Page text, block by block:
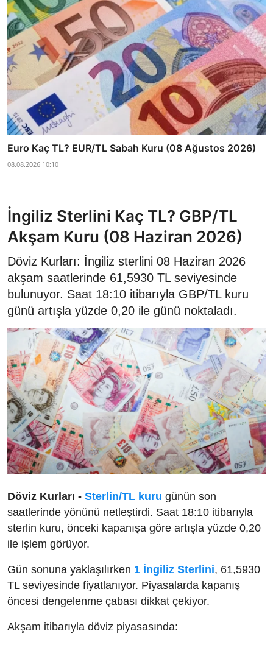
Euro Kaç TL? EUR/TL Sabah Kuru (08 Ağustos 2026)
08.08.2026 10:10
İngiliz Sterlini Kaç TL? GBP/TL
Akşam Kuru (08 Haziran 2026)
Döviz Kurları: İngiliz sterlini 08 Haziran 2026
akşam saatlerinde 61,5930 TL seviyesinde
bulunuyor. Saat 18:10 itibarıyla GBP/TL kuru
günü artışla yüzde 0,20 ile günü noktaladı.
Döviz Kurları - Sterlin/TL kuru günün son
saatlerinde yönünü netleştirdi. Saat 18:10 itibarıyla
sterlin kuru, önceki kapanışa göre artışla yüzde 0,20
ile işlem görüyor.
Gün sonuna yaklaşılırken 1 İngiliz Sterlini, 61,5930
TL seviyesinde fiyatlanıyor. Piyasalarda kapanış
öncesi dengelenme çabası dikkat çekiyor.
Akşam itibarıyla döviz piyasasında: